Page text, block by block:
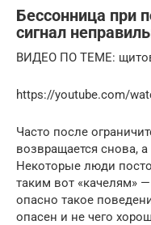
Бессонница при
сигнал
ВИДЕО ПО ТЕМЕ:
https://youtube.com/
Часто после
возвращается снова,
Некоторые люди
таким вот «качелям»
опасно такое
опасен и не чего